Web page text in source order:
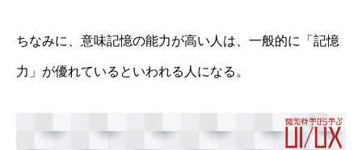
ちなみに、意味記憶の能力が高い人は、一般的に「記憶
力」が優れているといわれる人になる。